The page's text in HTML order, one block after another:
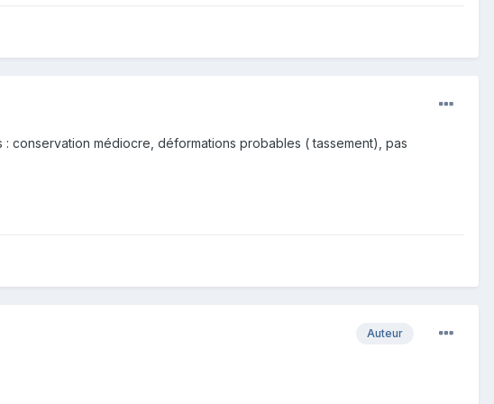
conservation médiocre, déformations probables ( tassement), pas
Auteur